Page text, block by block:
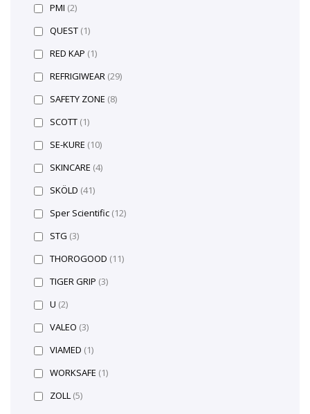
PMI (2)
QUEST (1)
RED KAP (1)
REFRIGIWEAR (29)
SAFETY ZONE (8)
SCOTT (1)
SE-KURE (10)
SKINCARE (4)
SKÖLD (41)
Sper Scientific (12)
STG (3)
THOROGOOD (11)
TIGER GRIP (3)
U (2)
VALEO (3)
VIAMED (1)
WORKSAFE (1)
ZOLL (5)